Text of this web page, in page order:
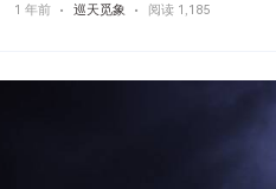
1 年前 巡天觅象 阅读 1,185